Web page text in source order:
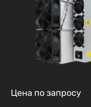
Цена по запросу